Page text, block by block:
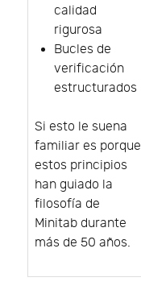
calidad
rigurosa
Bucles de
verificación
estructurados
Si esto le suena
familiar es porque
estos principios
han guiado la
filosofía de
Minitab durante
más de 50 años.